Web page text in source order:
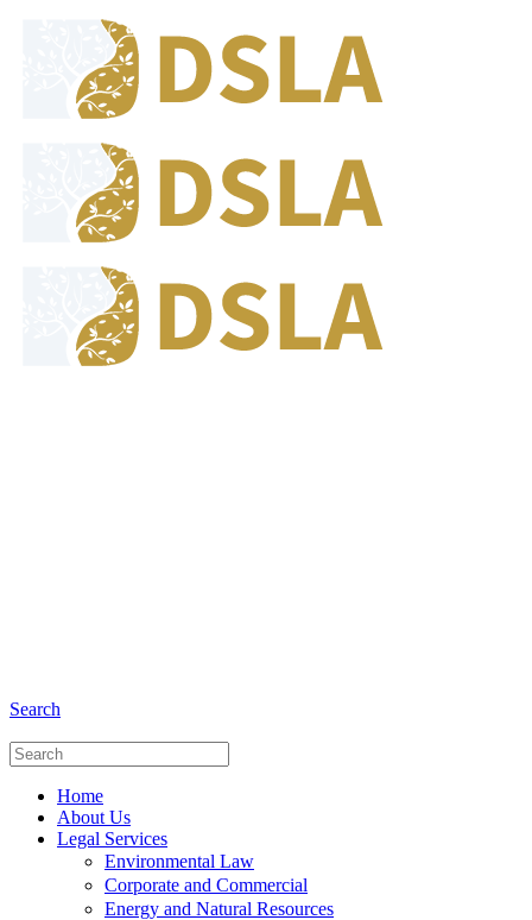
Search
Home
About Us
Legal Services
Environmental Law
Corporate and Commercial
Energy and Natural Resources